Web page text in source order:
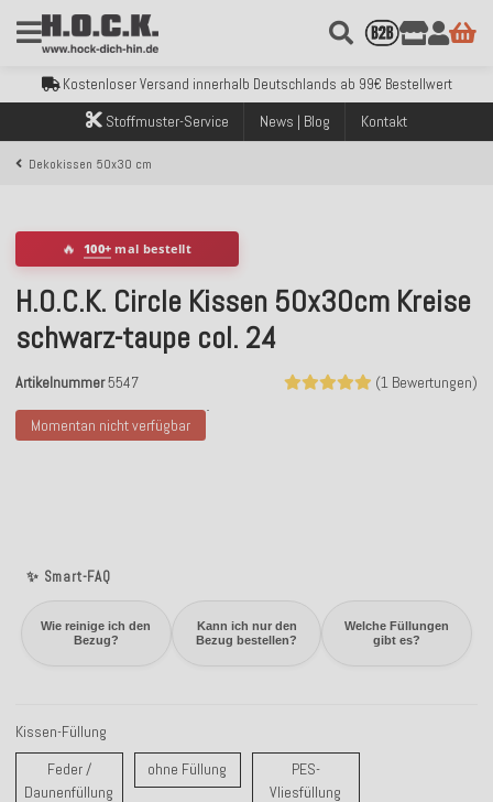
Über 120.000 erfolgreich versendete Bestellungen
Sicher bezahlen mit Klarna, PayPal & Amazon Pay
Kostenloser Versand innerhalb Deutschlands ab 99€ Bestellwert
Über 120.000 erfolgreich versendete Bestellungen
Sicher bezahlen mit Klarna, PayPal & Amazon Pay
Stoffmuster-Service News | Blog Kontakt
Dekokissen 50x30 cm
Momentan nicht verfügbar
✨ Smart-FAQ
Wie reinige ich den
Bezug?
Kann ich nur den
Bezug bestellen?
Welche Füllungen
gibt es?
🔥 100+ mal bestellt
H.O.C.K. Circle Kissen 50x30cm Kreise
schwarz-taupe col. 24
(1 Bewertungen)
Artikelnummer5547
Kissen-Füllung
Feder /
Daunenfüllung Feder / Daunenfüllung
ohne Füllung ohne FüllungPES-
Vliesfüllung